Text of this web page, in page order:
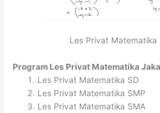
Les Privat Matematika
Program Les Privat Matematika
Les Privat Matematika SD
Les Privat Matematika SMP
Les Privat Matematika SMA